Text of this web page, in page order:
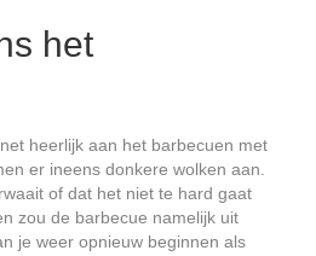
het
heerlijk aan het barbecuen met
er ineens donkere wolken aan.
of dat het niet te hard gaat
zou de barbecue namelijk uit
je weer opnieuw beginnen als